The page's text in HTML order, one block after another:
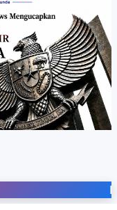
Portal